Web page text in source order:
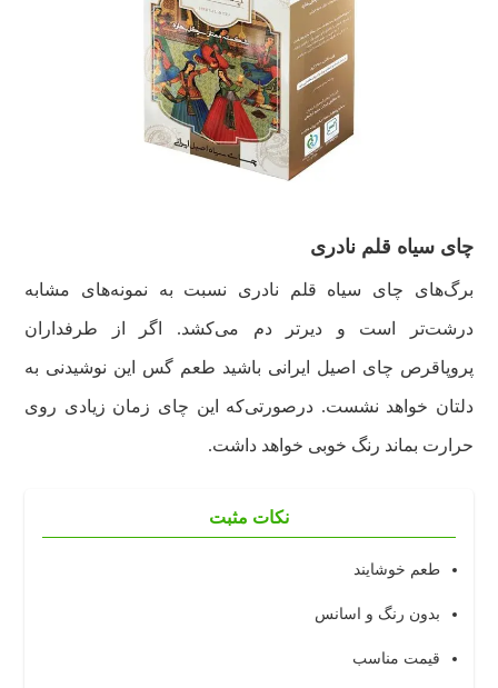
چای سياه قلم نادری
برگ‌های چای سیاه قلم نادری نسبت به نمونه‌های مشابه
درشت‌تر است و دیرتر دم می‌کشد. اگر از طرفداران
پروپاقرص چای اصیل ایرانی باشید طعم گس این نوشیدنی به
دلتان خواهد نشست. درصورتی‌که این چای زمان زیادی روی
حرارت بماند رنگ خوبی خواهد داشت.
نکات مثبت
طعم خوشایند
بدون رنگ و اسانس
قیمت مناسب